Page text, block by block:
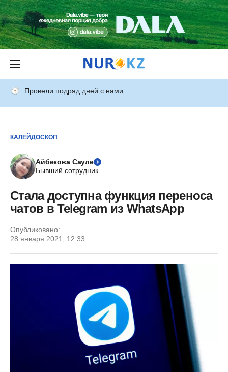
Провели подряд дней с нами
КАЛЕЙДОСКОП
Айбекова Сауле
Бывший сотрудник
Стала доступна функция переноса
чатов в Telegram из WhatsApp
Опубликовано:
28 января 2021, 12:33